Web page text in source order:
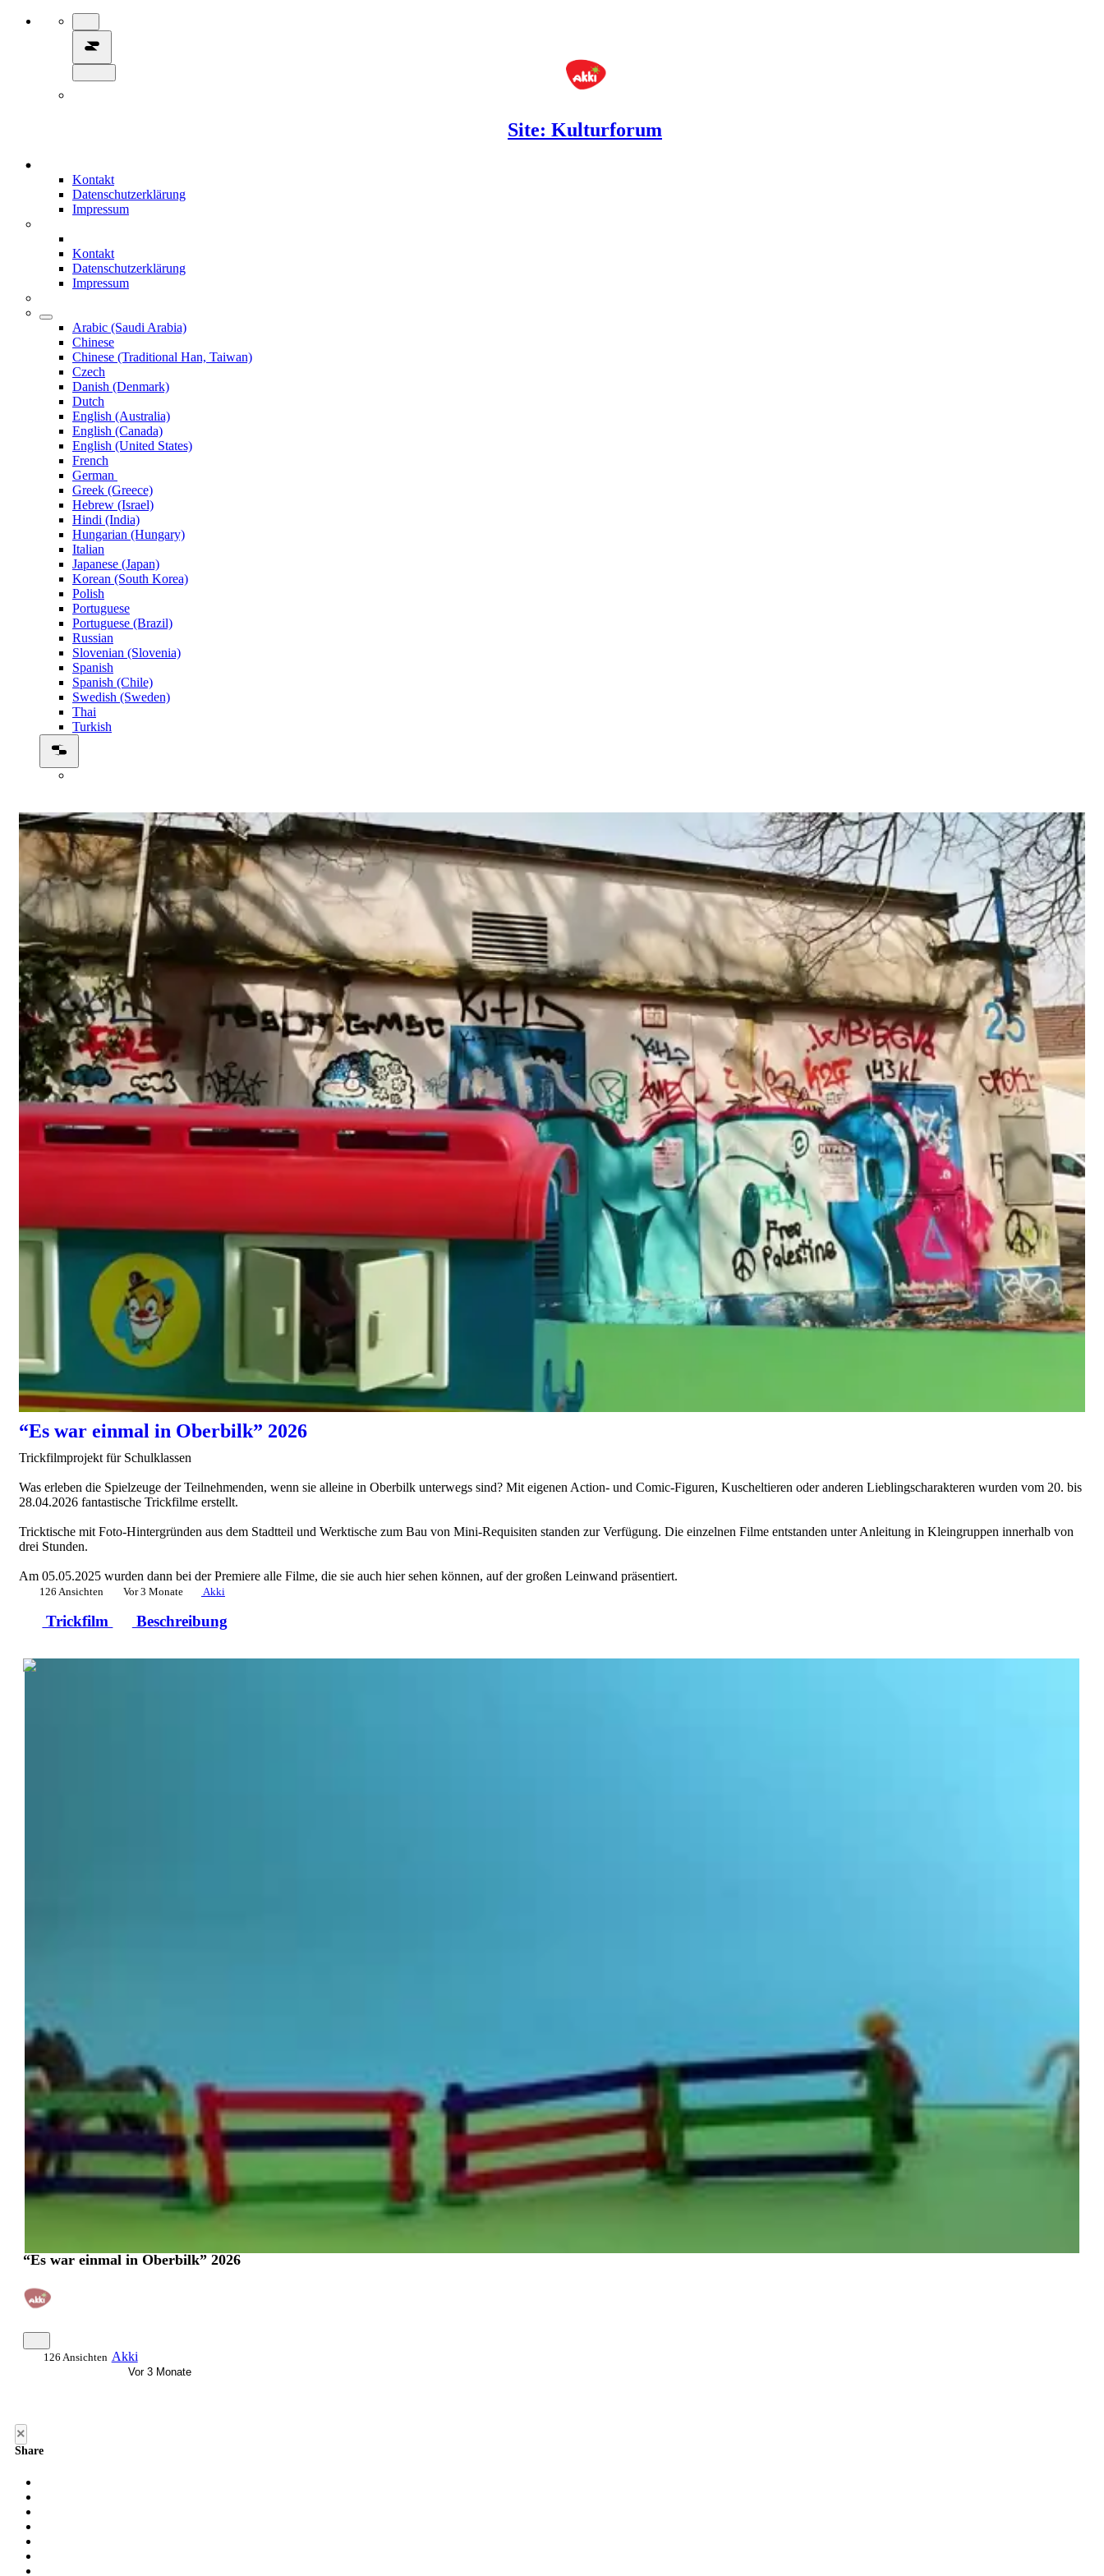
Site: Kulturforum
Kontakt
Datenschutzerklärung
Impressum
Kontakt
Datenschutzerklärung
Impressum
Arabic (Saudi Arabia)
Chinese
Chinese (Traditional Han, Taiwan)
Czech
Danish (Denmark)
Dutch
English (Australia)
English (Canada)
English (United States)
French
German
Greek (Greece)
Hebrew (Israel)
Hindi (India)
Hungarian (Hungary)
Italian
Japanese (Japan)
Korean (South Korea)
Polish
Portuguese
Portuguese (Brazil)
Russian
Slovenian (Slovenia)
Spanish
Spanish (Chile)
Swedish (Sweden)
Thai
Turkish
0:28:11
“Es war einmal in Oberbilk” 2026
Trickfilmprojekt für Schulklassen
Was erleben die Spielzeuge der Teilnehmenden, wenn sie alleine in Oberbilk unterwegs sind? Mit eigenen Action- und Comic-Figuren, Kuscheltieren oder anderen Lieblingscharakteren wurden vom 20. bis
28.04.2026 fantastische Trickfilme erstellt.
Tricktische mit Foto-Hintergründen aus dem Stadtteil und Werktische zum Bau von Mini-Requisiten standen zur Verfügung. Die einzelnen Filme entstanden unter Anleitung in Kleingruppen innerhalb von
drei Stunden.
Am 05.05.2025 wurden dann bei der Premiere alle Filme, die sie auch hier sehen können, auf der großen Leinwand präsentiert.
126 Ansichten Vor 3 Monate Akki
Trickfilm Beschreibung
0:28:11
“Es war einmal in Oberbilk” 2026
126 Ansichten Akki
Vor 3 Monate
×
Share